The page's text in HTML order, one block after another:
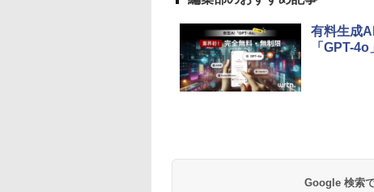
有料生成
「GPT-
Google 検索